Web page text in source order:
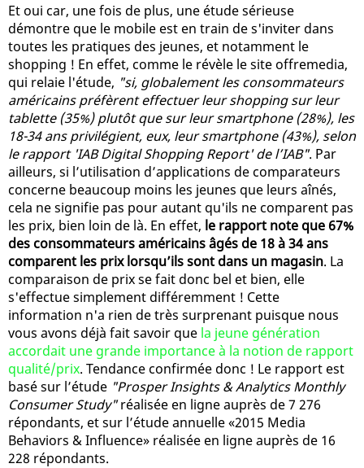
Et oui car, une fois de plus, une étude sérieuse
démontre que le mobile est en train de s'inviter dans
toutes les pratiques des jeunes, et notamment le
shopping ! En effet, comme le révèle le site offremedia,
qui relaie l'étude, "si, globalement les consommateurs
américains préfèrent effectuer leur shopping sur leur
tablette (35%) plutôt que sur leur smartphone (28%), les
18-34 ans privilégient, eux, leur smartphone (43%), selon
le rapport 'IAB Digital Shopping Report' de l’IAB". Par
ailleurs, si l’utilisation d’applications de comparateurs
concerne beaucoup moins les jeunes que leurs aînés,
cela ne signifie pas pour autant qu'ils ne comparent pas
les prix, bien loin de là. En effet, le rapport note que 67%
des consommateurs américains âgés de 18 à 34 ans
comparent les prix lorsqu’ils sont dans un magasin. La
comparaison de prix se fait donc bel et bien, elle
s'effectue simplement différemment ! Cette
information n'a rien de très surprenant puisque nous
vous avons déjà fait savoir que la jeune génération
accordait une grande importance à la notion de rapport
qualité/prix. Tendance confirmée donc ! Le rapport est
basé sur l’étude "Prosper Insights & Analytics Monthly
Consumer Study"réalisée en ligne auprès de 7 276
répondants, et sur l’étude annuelle «2015 Media
Behaviors & Influence» réalisée en ligne auprès de 16
228 répondants.